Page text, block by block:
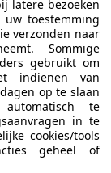
latere bezoeken
toestemming
verzonden naar
Sommige
gebruikt om
indienen van
op te slaan
te
in te
cookies/tools
geheel of